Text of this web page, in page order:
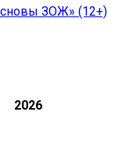
ЗОЖ» (12+)
2026